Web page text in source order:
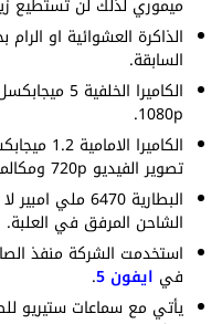
السابقة.
الكاميرا
1080p.
تصوير الفيديو 720p ومكالمات فيس تايم.
البطارية 6470
الشاحن المرفق في العلبة.
استخدمت الشركة منفذ
في ايفون 5 .